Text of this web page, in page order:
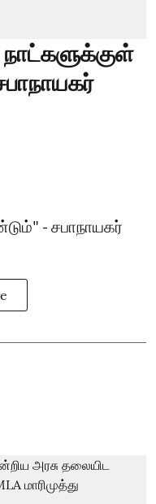
- சபாநாயகர்